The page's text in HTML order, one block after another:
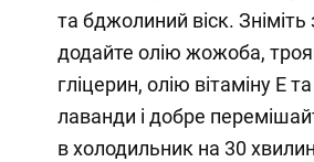
та бджолиний віск.
додайте олію жожоба,
гліцерин, олію вітаміну Е
лаванди і добре
в холодильник на 30 хвилин